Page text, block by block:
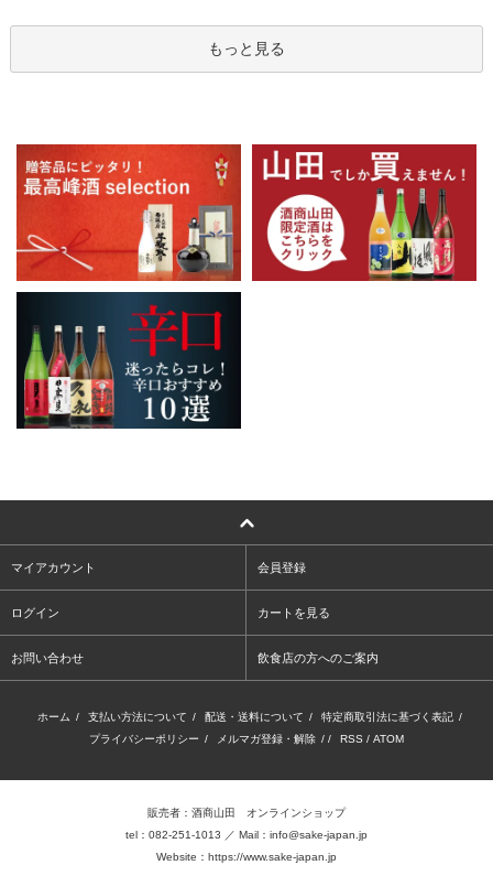
もっと見る
マイアカウント 会員登録
ログイン カートを見る
お問い合わせ 飲食店の方へのご案内
ホーム / 支払い方法について / 配送・送料について / 特定商取引法に基づく表記 /
プライバシーポリシー / メルマガ登録・解除 / / RSS / ATOM
販売者：酒商山田 オンラインショップ
tel：082-251-1013 ／ Mail：info@sake-japan.jp
Website： https://www.sake-japan.jp